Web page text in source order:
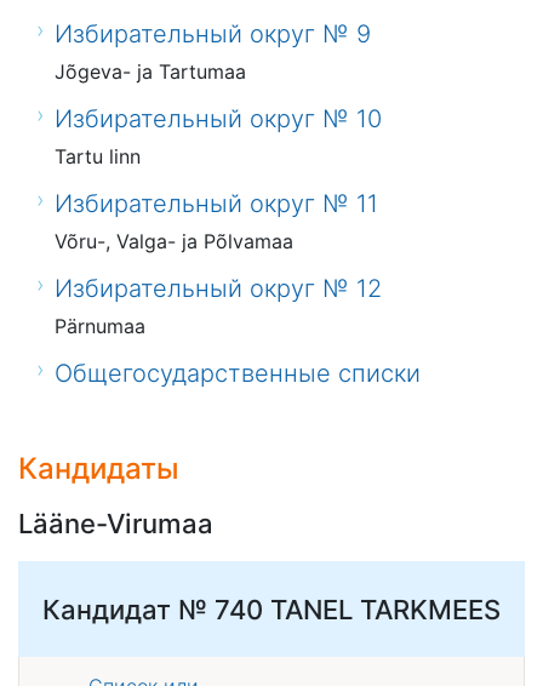
Избирательный округ № 9
Jõgeva- ja Tartumaa
Избирательный округ № 10
Tartu linn
Избирательный округ № 11
Võru-, Valga- ja Põlvamaa
Избирательный округ № 12
Pärnumaa
Общегосударственные списки
Кандидаты
Lääne-Virumaa
Кандидат № 740 TANEL TARKMEES